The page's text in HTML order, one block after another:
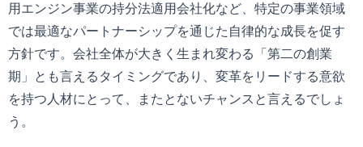
用エンジン事業の持分法適用会社化など、特定の事業領域
では最適なパートナーシップを通じた自律的な成長を促す
方針です。会社全体が大きく生まれ変わる「第二の創業
期」とも言えるタイミングであり、変革をリードする意欲
を持つ人材にとって、またとないチャンスと言えるでしょ
う。